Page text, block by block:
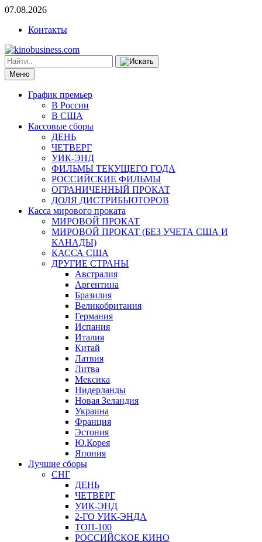
07.08.2026
Контакты
Меню
График премьер
В России
В США
Кассовые сборы
ДЕНЬ
ЧЕТВЕРГ
УИК-ЭНД
ФИЛЬМЫ ТЕКУЩЕГО ГОДА
РОССИЙСКИЕ ФИЛЬМЫ
ОГРАНИЧЕННЫЙ ПРОКАТ
ДОЛЯ ДИСТРИБЬЮТОРОВ
Касса мирового проката
МИРОВОЙ ПРОКАТ
МИРОВОЙ ПРОКАТ (БЕЗ УЧЕТА США И
КАНАДЫ)
КАССА США
ДРУГИЕ СТРАНЫ
Австралия
Аргентина
Бразилия
Великобритания
Германия
Испания
Италия
Китай
Латвия
Литва
Мексика
Нидерланды
Новая Зеландия
Украина
Франция
Эстония
Ю.Корея
Япония
Лучшие сборы
СНГ
ДЕНЬ
ЧЕТВЕРГ
УИК-ЭНД
2-ГО УИК-ЭНДА
ТОП-100
РОССИЙСКОЕ КИНО